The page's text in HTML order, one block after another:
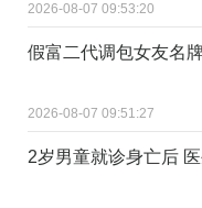
2026-08-07 09:53:20
假富二代调包女友名
2026-08-07 09:51:27
2岁男童就诊身亡后